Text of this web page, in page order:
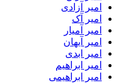
امیر آزادی
امیر آک
امیر آمیار
امیر آیهان
امیر ابدی
امیر ابراهیم
امیر ابراهیمی